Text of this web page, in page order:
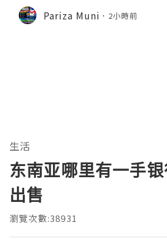
Pariza Muni 2小時前
生活
东南亚哪里有一手
出售
瀏覽次數:38931